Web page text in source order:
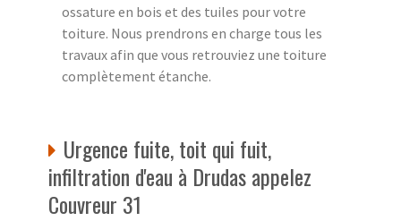
ossature en bois et des tuiles pour votre
toiture. Nous prendrons en charge tous les
travaux afin que vous retrouviez une toiture
complètement étanche.
Urgence fuite, toit qui fuit,
infiltration d'eau à Drudas appelez
Couvreur 31